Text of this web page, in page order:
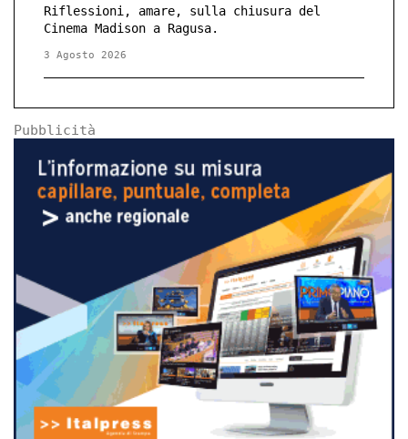
Riflessioni, amare, sulla chiusura del
Cinema Madison a Ragusa.
3 Agosto 2026
Pubblicità